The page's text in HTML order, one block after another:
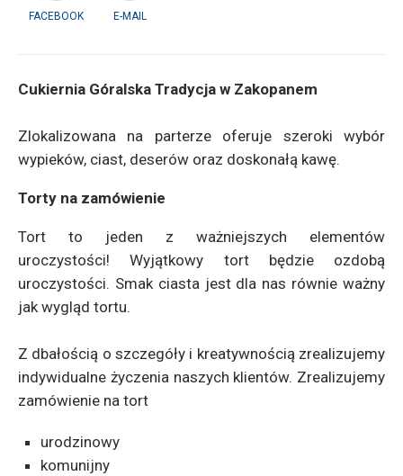
FACEBOOK E-MAIL
Cukiernia Góralska Tradycja w Zakopanem
Zlokalizowana na parterze oferuje szeroki wybór
wypieków, ciast, deserów oraz doskonałą kawę.
Torty na zamówienie
Tort to jeden z ważniejszych elementów
uroczystości! Wyjątkowy tort będzie ozdobą
uroczystości. Smak ciasta jest dla nas równie ważny
jak wygląd tortu.
Z dbałością o szczegóły i kreatywnością zrealizujemy
indywidualne życzenia naszych klientów. Zrealizujemy
zamówienie na tort
urodzinowy
komunijny